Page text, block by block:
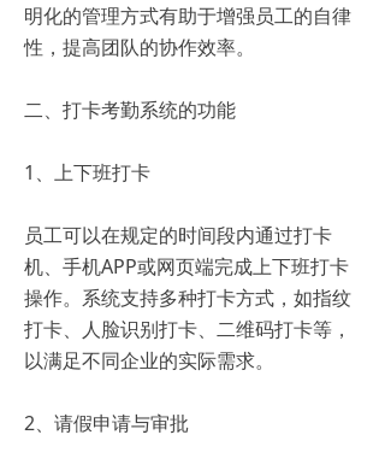
明化的管理方式有助于增强员工的自律
性，提高团队的协作效率。
二、打卡考勤系统的功能
1、上下班打卡
员工可以在规定的时间段内通过打卡
机、手机APP或网页端完成上下班打卡
操作。系统支持多种打卡方式，如指纹
打卡、人脸识别打卡、二维码打卡等，
以满足不同企业的实际需求。
2、请假申请与审批